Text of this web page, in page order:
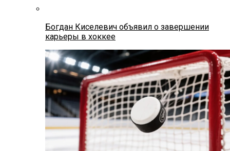
Богдан Киселевич объявил о завершении
карьеры в хоккее